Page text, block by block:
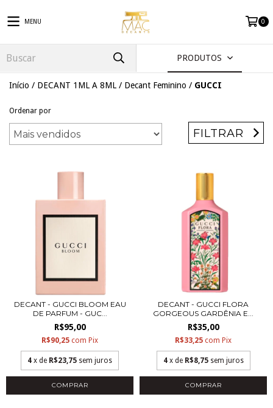
MENU 0
PRODUTOS
Início / DECANT 1ML A 8ML / Decant Feminino / GUCCI
Ordenar por
FILTRAR
DECANT - GUCCI BLOOM EAU
DE PARFUM - GUC...
R$95,00
R$90,25 com Pix
4 x de R$23,75 sem juros
COMPRAR
DECANT - GUCCI FLORA
GORGEOUS GARDÊNIA E...
R$35,00
R$33,25 com Pix
4 x de R$8,75 sem juros
COMPRAR